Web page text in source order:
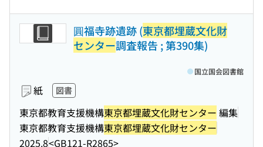
圓福寺跡遺跡 (東京都埋蔵文化財
センター調査報告 ; 第390集)
紙 図書
東京都教育支援機構東京都埋蔵文化財センター 編集
東京都教育支援機構東京都埋蔵文化財センター
2025.8<GB121-R2865>
国立国会図書館